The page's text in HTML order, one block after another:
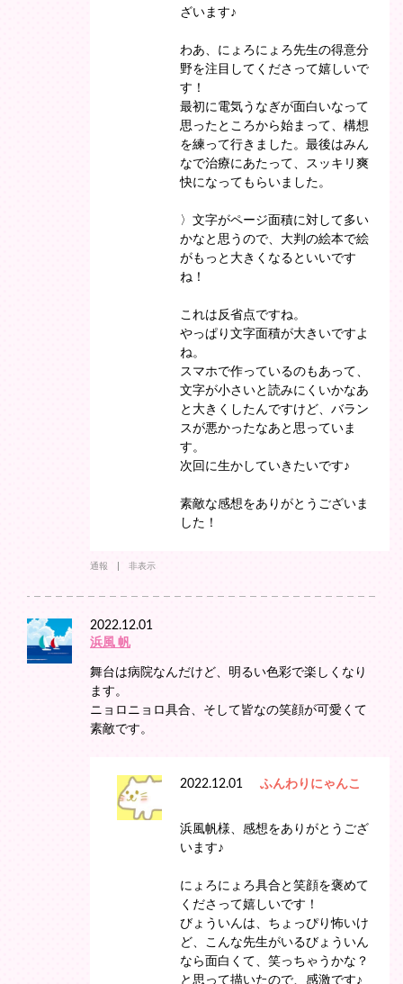
ざいます♪
わあ、にょろにょろ先生の得意分
野を注目してくださって嬉しいで
す！
最初に電気うなぎが面白いなって
思ったところから始まって、構想
を練って行きました。最後はみん
なで治療にあたって、スッキリ爽
快になってもらいました。
〉文字がページ面積に対して多い
かなと思うので、大判の絵本で絵
がもっと大きくなるといいです
ね！
これは反省点ですね。
やっぱり文字面積が大きいですよ
ね。
スマホで作っているのもあって、
文字が小さいと読みにくいかなあ
と大きくしたんですけど、バラン
スが悪かったなあと思っていま
す。
次回に生かしていきたいです♪
素敵な感想をありがとうございま
した！
通報 非表示
2022.12.01
浜風 帆
舞台は病院なんだけど、明るい色彩で楽しくなり
ます。
ニョロニョロ具合、そして皆なの笑顔が可愛くて
素敵です。
2022.12.01 ふんわりにゃんこ
浜風帆様、感想をありがとうござ
います♪
にょろにょろ具合と笑顔を褒めて
くださって嬉しいです！
びょういんは、ちょっぴり怖いけ
ど、こんな先生がいるびょういん
なら面白くて、笑っちゃうかな？
と思って描いたので、感激です♪